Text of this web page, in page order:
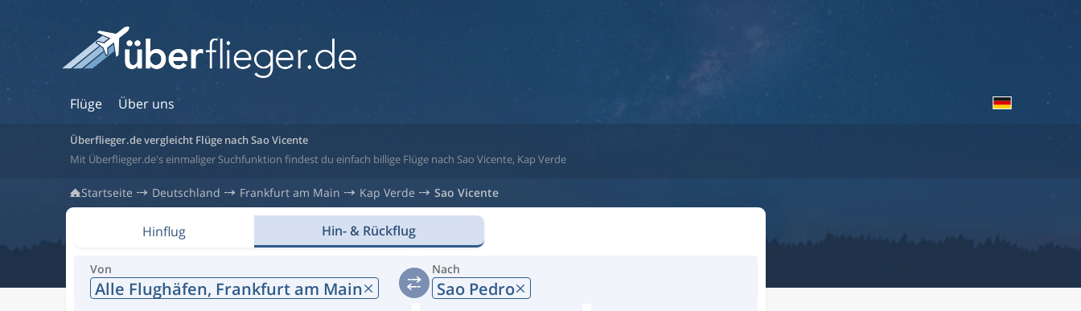
Flüge Über uns
Überflieger.de vergleicht Flüge nach Sao Vicente
Mit Überflieger.de's einmaliger Suchfunktion findest du einfach billige Flüge nach Sao Vicente, Kap Verde
Startseite Deutschland Frankfurt am Main Kap Verde Sao Vicente
Hinflug Hin- & Rückflug
Von
Alle Flughäfen, Frankfurt am Main
Nach
Sao Pedro